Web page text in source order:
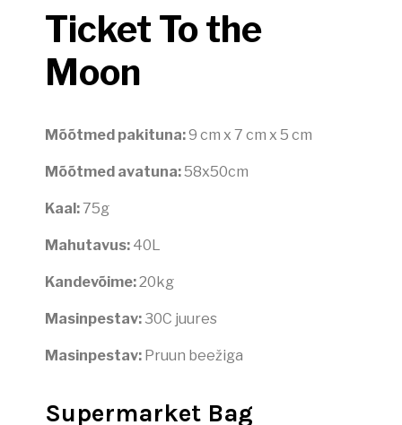
Ticket To the
Moon
Mõõtmed pakituna:9 cm x 7 cm x 5 cm
Mõõtmed avatuna:58x50cm
Kaal:75g
Mahutavus: 40L
Kandevõime:20kg
Masinpestav:30C juures
Masinpestav: Pruun beežiga
Supermarket Bag